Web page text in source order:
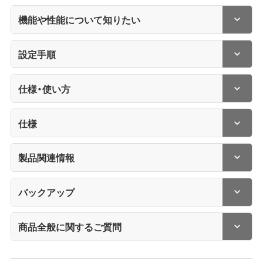
機能や性能について知りたい
設定手順
仕様・使い方
仕様
製品関連情報
バックアップ
商品全般に関するご質問